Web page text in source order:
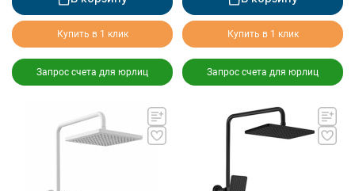
Купить в 1 клик
Запрос счета для юрлиц
Купить в 1 клик
Запрос счета для юрлиц